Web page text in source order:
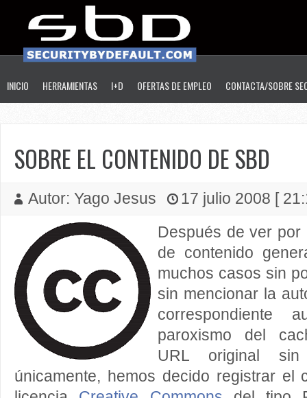
INICIO HERRAMIENTAS I+D OFERTAS DE EMPLEO CONTACTA/SOBRE
SOBRE EL CONTENIDO DE SBD
Autor: Yago Jesus
17 julio 2008 [
Después de ver
de contenido
muchos casos sin
sin mencionar la
paroxismo del
URL original
únicamente, hemos decido registrar el